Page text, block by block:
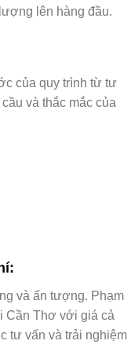
lên hàng đầu.
của quy trình từ tư
và thắc mắc của
và ấn tượng. Phạm
Cần Thơ với giá cả
tư vấn và trải nghiệm